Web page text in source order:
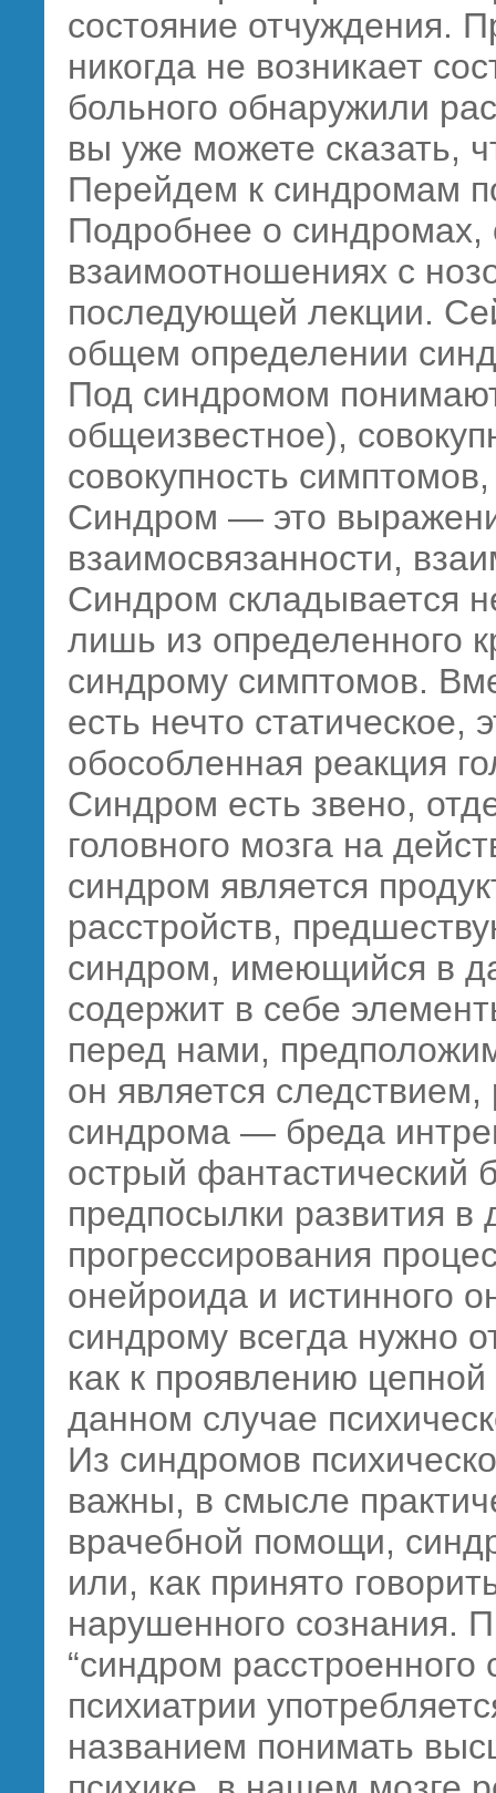
состояние отчуждения.
никогда не возникает
больного обнаружили
вы уже можете сказать,
Перейдем к синдромам
Подробнее о синдромах,
взаимоотношениях с
последующей лекции.
общем определении
Под синдромом
общеизвестное),
совокупность
Синдром — это
взаимосвязанности,
Синдром складывается
лишь из определенного
синдрому симптомов.
есть нечто статическое,
обособленная реакция
Синдром есть звено,
головного мозга на
синдром является
расстройств,
синдром, имеющийся в
содержит в себе
перед нами,
он является
синдрома — бреда
острый фантастический
предпосылки развития
прогрессирования
онейроида и истинного
синдрому всегда нужно
как к проявлению
данном случае
Из синдромов
важны, в смысле
врачебной помощи,
или, как принято
нарушенного сознания.
“синдром
психиатрии
названием понимать